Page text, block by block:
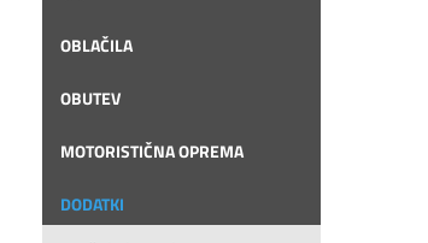
OBLAČILA
OBUTEV
MOTORISTIČNA OPREMA
DODATKI